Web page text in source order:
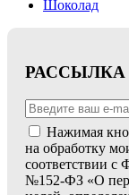
Шоколад
РАССЫЛКА
Нажимая
на обработку
соответствии с
№152-ФЗ «О